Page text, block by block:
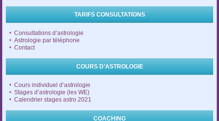
TARIFS CONSULTATIONS
Consultations d’astrologie
Astrologie par téléphone
Contact
COURS D’ASTROLOGIE
Cours individuel d’astrologie
Stages d’astrologie (les WE)
Calendrier stages astro 2021
COACHING